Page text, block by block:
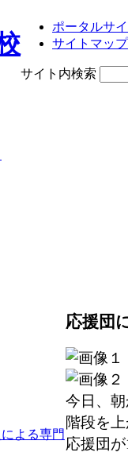
ポータルサ
サイトマップ
サイト内検索